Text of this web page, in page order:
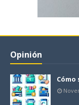
Opinión